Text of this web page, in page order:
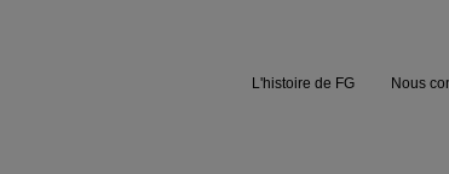
L'histoire de FG Nous